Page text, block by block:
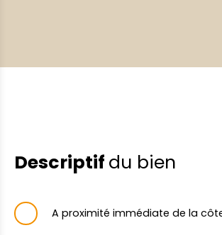
Descriptif du bien
A proximité immédiate de la